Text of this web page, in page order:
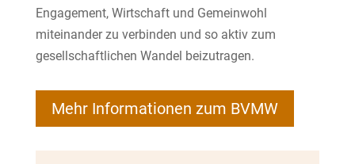
Engagement, Wirtschaft und Gemeinwohl
miteinander zu verbinden und so aktiv zum
gesellschaftlichen Wandel beizutragen.
Mehr Informationen zum BVMW